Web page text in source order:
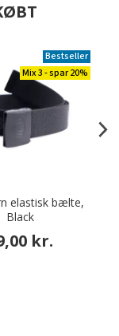
Bestseller
Mix 3 - spar 20%
elastisk bælte,
Black
kr.